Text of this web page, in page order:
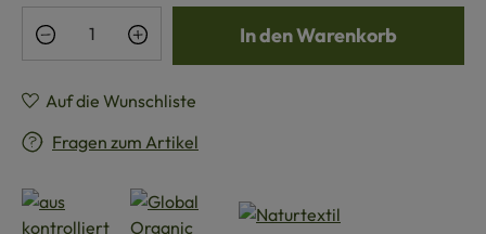
Produkt Anzahl: Gib den gewünschten
In den Warenkorb
Auf die Wunschliste
Fragen zum Artikel